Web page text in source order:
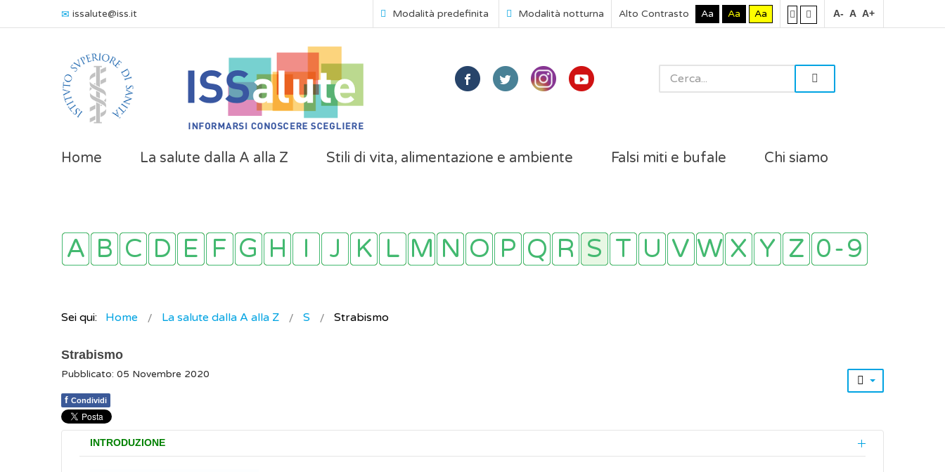
issalute@iss.it Modalità predefinita Modalità notturna Alto Contrasto Aa Aa Aa A- A A+
Home La salute dalla A alla Z Stili di vita, alimentazione e ambiente Falsi miti e bufale Chi siamo
Sei qui: Home La salute dalla A alla Z S Strabismo
Strabismo
Pubblicato: 05 Novembre 2020
f Condividi
INTRODUZIONE